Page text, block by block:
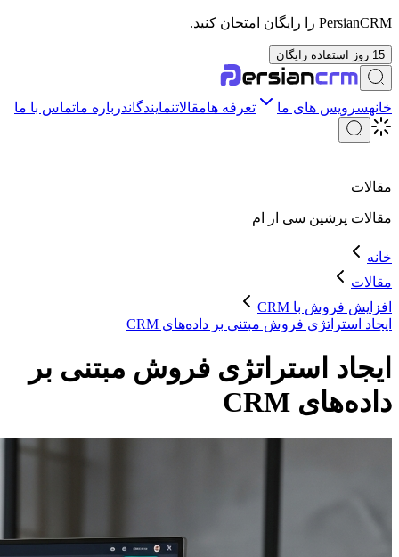
PersianCRM را رایگان امتحان کنید.
15 روز استفاده رایگان
خانهسرویس های ما تعرفه هامقالاتنمایندگاندرباره ماتماس با ما
مقالات
مقالات پرشین سی ار ام
خانه
مقالات
افزایش فروش با CRM
ایجاد استراتژی فروش مبتنی بر داده‌های CRM
ایجاد استراتژی فروش مبتنی بر
داده‌های CRM